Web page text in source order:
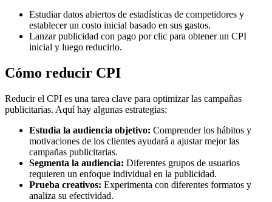
Estudiar datos abiertos de estadísticas de competidores y
establecer un costo inicial basado en sus gastos.
Lanzar publicidad con pago por clic para obtener un CPI
inicial y luego reducirlo.
Cómo reducir CPI
Reducir el CPI es una tarea clave para optimizar las campañas
publicitarias. Aquí hay algunas estrategias:
Estudia la audiencia objetivo: Comprender los hábitos y
motivaciones de los clientes ayudará a ajustar mejor las
campañas publicitarias.
Segmenta la audiencia: Diferentes grupos de usuarios
requieren un enfoque individual en la publicidad.
Prueba creativos: Experimenta con diferentes formatos y
analiza su efectividad.